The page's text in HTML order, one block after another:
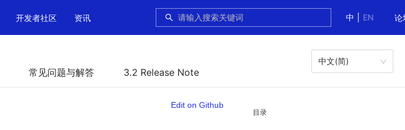
中
EN 论
开发者社区 资讯
常见问题与解答 3.2 Release Note
中文(简)
目录
Edit on Github